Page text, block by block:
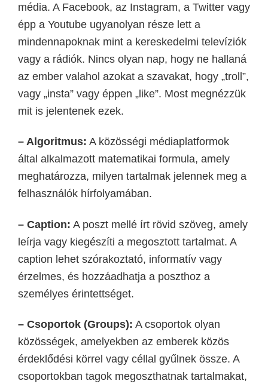
média. A Facebook, az Instagram, a Twitter vagy
épp a Youtube ugyanolyan része lett a
mindennapoknak mint a kereskedelmi televíziók
vagy a rádiók. Nincs olyan nap, hogy ne hallaná
az ember valahol azokat a szavakat, hogy „troll”,
vagy „insta” vagy éppen „like”. Most megnézzük
mit is jelentenek ezek.
– Algoritmus: A közösségi médiaplatformok
által alkalmazott matematikai formula, amely
meghatározza, milyen tartalmak jelennek meg a
felhasználók hírfolyamában.
– Caption: A poszt mellé írt rövid szöveg, amely
leírja vagy kiegészíti a megosztott tartalmat. A
caption lehet szórakoztató, informatív vagy
érzelmes, és hozzáadhatja a poszthoz a
személyes érintettséget.
– Csoportok (Groups): A csoportok olyan
közösségek, amelyekben az emberek közös
érdeklődési körrel vagy céllal gyűlnek össze. A
csoportokban tagok megoszthatnak tartalmakat,